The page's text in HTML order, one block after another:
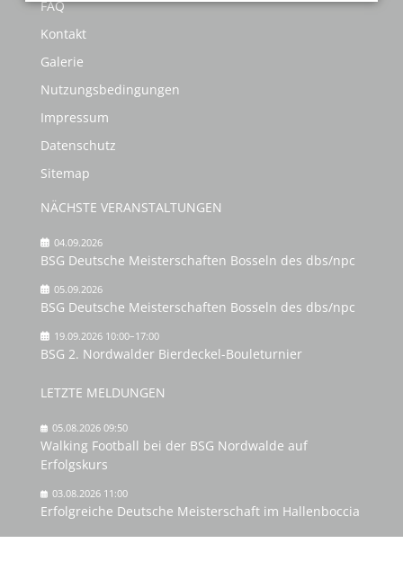
FAQ
Kontakt
Galerie
Nutzungsbedingungen
Impressum
Datenschutz
Sitemap
NÄCHSTE VERANSTALTUNGEN
04.09.2026
BSG Deutsche Meisterschaften Bosseln des dbs/npc
05.09.2026
BSG Deutsche Meisterschaften Bosseln des dbs/npc
19.09.2026 10:00–17:00
BSG 2. Nordwalder Bierdeckel-Bouleturnier
LETZTE MELDUNGEN
05.08.2026 09:50
Walking Football bei der BSG Nordwalde auf
Erfolgskurs
03.08.2026 11:00
Erfolgreiche Deutsche Meisterschaft im Hallenboccia
07.07.2026 14:32